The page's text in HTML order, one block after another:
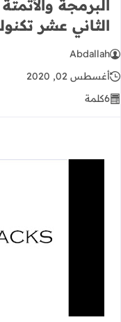
البرمجة
الثاني عشر
Abdallah
أغسطس 02, 2020
6كلمة